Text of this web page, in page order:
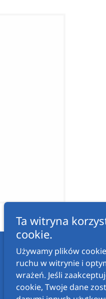
Ta witryna
cookie.
Używamy plików
ruchu w witrynie i
wrażeń. Jeśli
cookie, Twoje dane